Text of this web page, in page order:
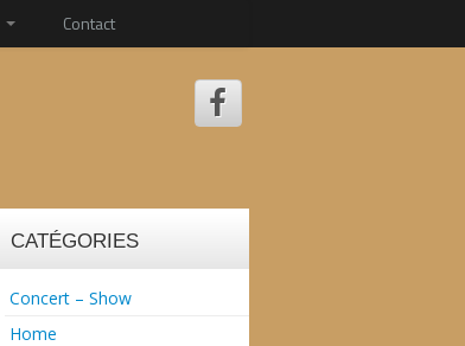
Contact
CATÉGORIES
Concert – Show
Home